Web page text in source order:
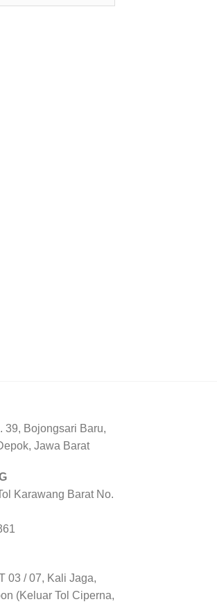
39, Bojongsari Baru,
Jawa Barat
Karawang Barat No.
03 / 07, Kali Jaga,
(Keluar Tol Ciperna,